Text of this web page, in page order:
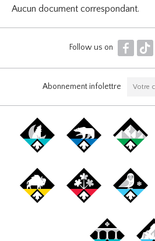
Aucun document correspondant.
Follow us on F T
Abonnement infolettre